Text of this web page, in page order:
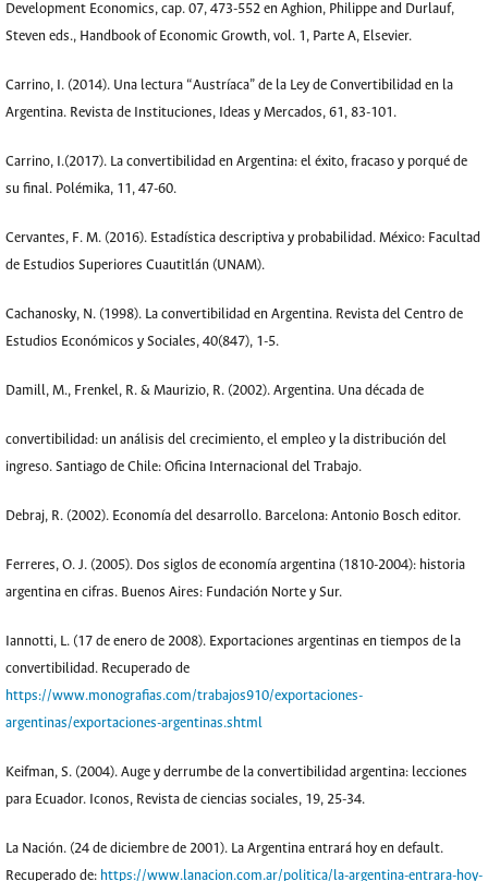
Development Economics, cap. 07, 473-552 en Aghion, Philippe and Durlauf,
Steven eds., Handbook of Economic Growth, vol. 1, Parte A, Elsevier.
Carrino, I. (2014). Una lectura “Austríaca” de la Ley de Convertibilidad en la
Argentina. Revista de Instituciones, Ideas y Mercados, 61, 83-101.
Carrino, I.(2017). La convertibilidad en Argentina: el éxito, fracaso y porqué de
su final. Polémika, 11, 47-60.
Cervantes, F. M. (2016). Estadística descriptiva y probabilidad. México: Facultad
de Estudios Superiores Cuautitlán (UNAM).
Cachanosky, N. (1998). La convertibilidad en Argentina. Revista del Centro de
Estudios Económicos y Sociales, 40(847), 1-5.
Damill, M., Frenkel, R. & Maurizio, R. (2002). Argentina. Una década de
convertibilidad: un análisis del crecimiento, el empleo y la distribución del
ingreso. Santiago de Chile: Oficina Internacional del Trabajo.
Debraj, R. (2002). Economía del desarrollo. Barcelona: Antonio Bosch editor.
Ferreres, O. J. (2005). Dos siglos de economía argentina (1810-2004): historia
argentina en cifras. Buenos Aires: Fundación Norte y Sur.
Iannotti, L. (17 de enero de 2008). Exportaciones argentinas en tiempos de la
convertibilidad. Recuperado de
https://www.monografias.com/trabajos910/exportaciones-
argentinas/exportaciones-argentinas.shtml
Keifman, S. (2004). Auge y derrumbe de la convertibilidad argentina: lecciones
para Ecuador. Iconos, Revista de ciencias sociales, 19, 25-34.
La Nación. (24 de diciembre de 2001). La Argentina entrará hoy en default.
Recuperado de: https://www.lanacion.com.ar/politica/la-argentina-entrara-hoy-